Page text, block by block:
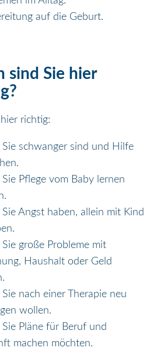
auf die Geburt.
sind Sie hier
richtig:
schwanger sind und Hilfe
Pflege vom Baby lernen
Angst haben, allein mit Kind
große Probleme mit
Haushalt oder Geld
nach einer Therapie neu
wollen.
Pläne für Beruf und
machen möchten.